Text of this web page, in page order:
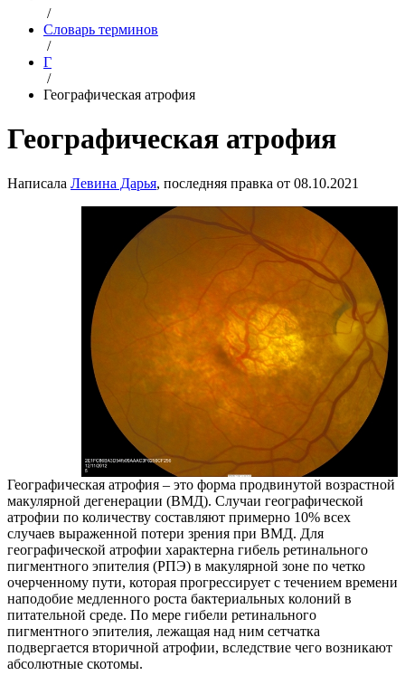
/
Словарь терминов
/
Г
/
Географическая атрофия
Географическая атрофия
Написала Левина Дарья, последняя правка от 08.10.2021
Географическая атрофия – это форма продвинутой возрастной
макулярной дегенерации (ВМД). Случаи географической
атрофии по количеству составляют примерно 10% всех
случаев выраженной потери зрения при ВМД. Для
географической атрофии характерна гибель ретинального
пигментного эпителия (РПЭ) в макулярной зоне по четко
очерченному пути, которая прогрессирует с течением времени
наподобие медленного роста бактериальных колоний в
питательной среде. По мере гибели ретинального
пигментного эпителия, лежащая над ним сетчатка
подвергается вторичной атрофии, вследствие чего возникают
абсолютные скотомы.